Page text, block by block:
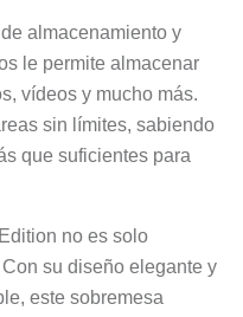
almacenamiento y
le permite almacenar
vídeos y mucho más.
sin límites, sabiendo
que suficientes para
no es solo
su diseño elegante y
este sobremesa